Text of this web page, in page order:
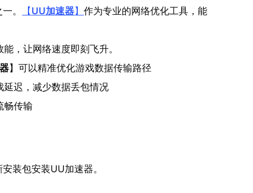
。 【UU加速器】作为专业的网络优化工具，能
，让网络速度即刻飞升。
】可以精准优化游戏数据传输路径
迟，减少数据丢包情况
畅传输
装包安装UU加速器。